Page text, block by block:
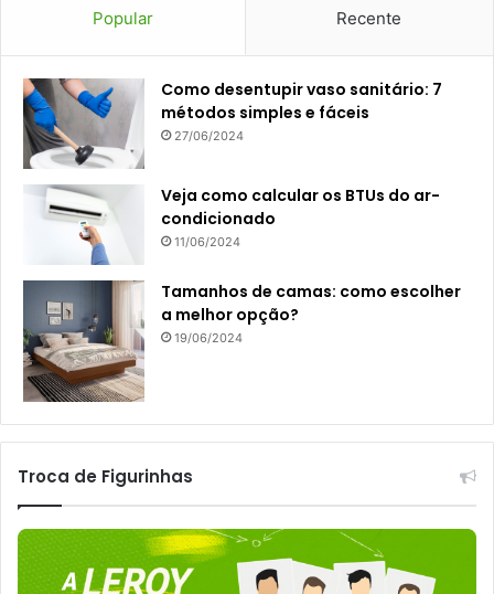
Popular Recente
Como desentupir vaso sanitário: 7
métodos simples e fáceis
27/06/2024
Veja como calcular os BTUs do ar-
condicionado
11/06/2024
Tamanhos de camas: como escolher
a melhor opção?
19/06/2024
Troca de Figurinhas